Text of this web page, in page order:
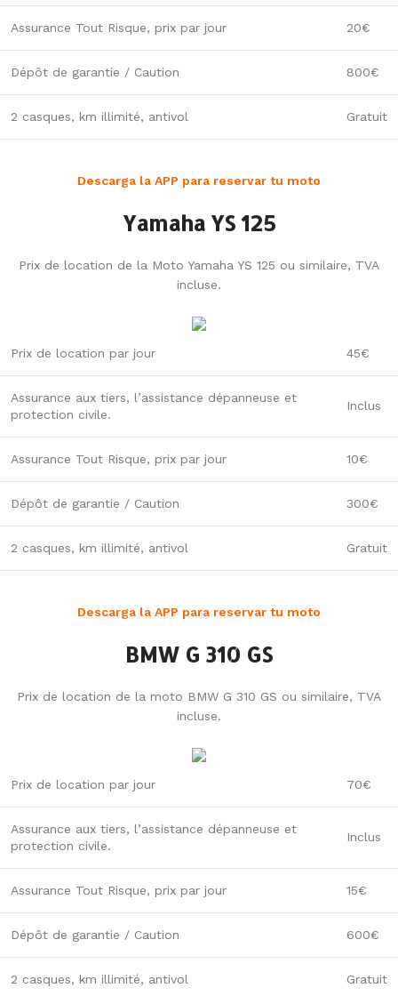
Assurance Tout Risque, prix par jour 20€
Dépôt de garantie / Caution 800€
2 casques, km illimité, antivol Gratuit
Descarga la APP para reservar tu moto
Yamaha YS 125
Prix de location de la Moto Yamaha YS 125 ou similaire, TVA
incluse.
Prix de location par jour 45€
Assurance aux tiers, l’assistance dépanneuse et
protection civile.
Inclus
Assurance Tout Risque, prix par jour 10€
Dépôt de garantie / Caution 300€
2 casques, km illimité, antivol Gratuit
Descarga la APP para reservar tu moto
BMW G 310 GS
Prix de location de la moto BMW G 310 GS ou similaire, TVA
incluse.
Prix de location par jour 70€
Assurance aux tiers, l’assistance dépanneuse et
protection civile.
Inclus
Assurance Tout Risque, prix par jour 15€
Dépôt de garantie / Caution 600€
2 casques, km illimité, antivol Gratuit